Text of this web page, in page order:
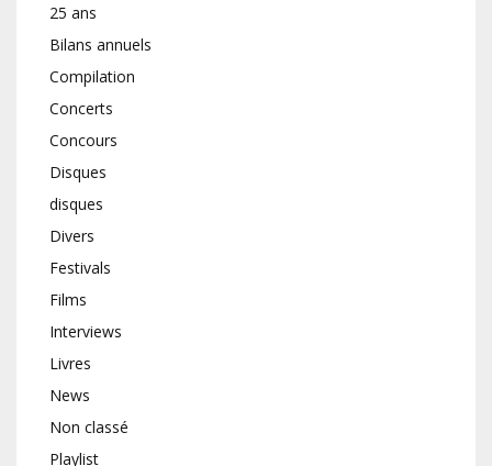
25 ans
Bilans annuels
Compilation
Concerts
Concours
Disques
disques
Divers
Festivals
Films
Interviews
Livres
News
Non classé
Playlist